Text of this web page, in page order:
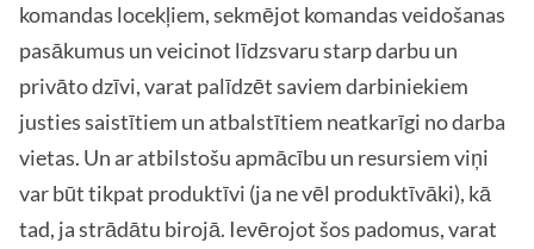
komandas locekļiem, sekmējot komandas veidošanas
pasākumus un veicinot līdzsvaru starp darbu un
privāto dzīvi, varat palīdzēt saviem darbiniekiem
justies saistītiem un atbalstītiem neatkarīgi no darba
vietas. Un ar atbilstošu apmācību un resursiem viņi
var būt tikpat produktīvi (ja ne vēl produktīvāki), kā
tad, ja strādātu birojā. Ievērojot šos padomus, varat